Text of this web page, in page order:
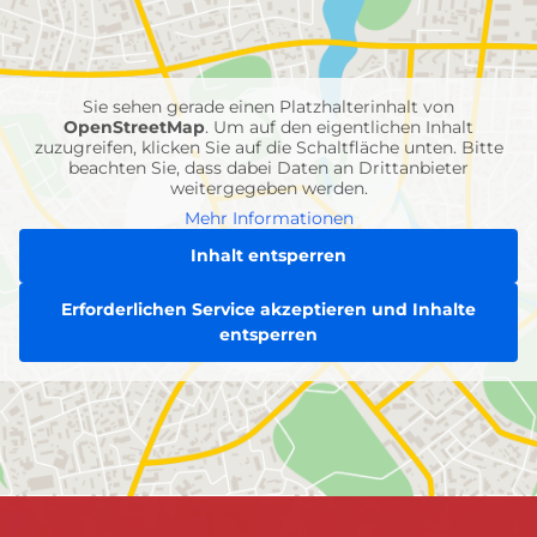
Feuerwehr-
Einheiten
Sie sehen gerade einen Platzhalterinhalt von
OpenStreetMap. Um auf den eigentlichen Inhalt
zuzugreifen, klicken Sie auf die Schaltfläche unten. Bitte
beachten Sie, dass dabei Daten an Drittanbieter
weitergegeben werden.
Mehr Informationen
Inhalt entsperren
Erforderlichen Service akzeptieren und Inhalte
entsperren